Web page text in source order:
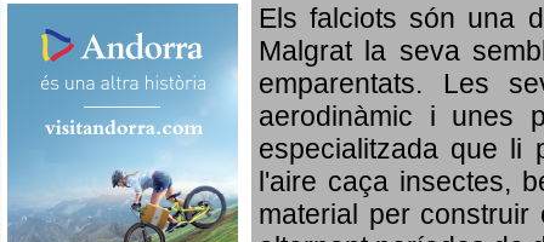
Els falciots són una
Malgrat la seva
emparentats. Les
aerodinàmic i unes
especialitzada que li
l'aire caça insectes,
material per